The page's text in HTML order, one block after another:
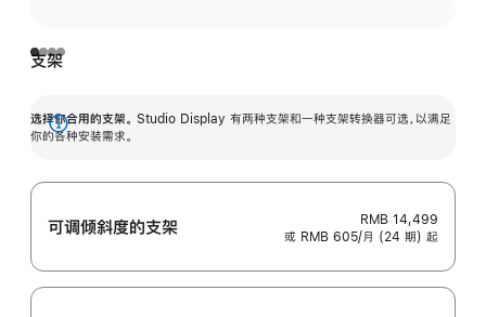
支架
选择你合用的支架。 Studio Display 有两种支架和一种支架转换器可选，以满足
你的各种安装需求。
展
可调倾斜度的支架
RMB 14,499
或 RMB 605/月 (24 期) 起